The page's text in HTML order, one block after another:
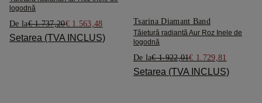
logodnă
De la€ 1.737,20€ 1.563,48
Setarea (TVA INCLUS)
Tsarina Diamant Band
Tăietură radiantă Aur Roz Inele de
logodnă
De la€ 1.922,01€ 1.729,81
Setarea (TVA INCLUS)